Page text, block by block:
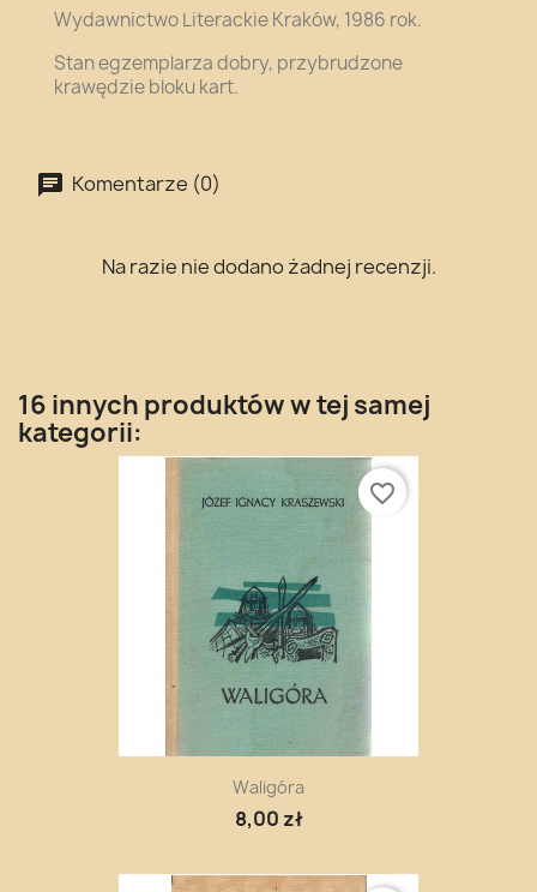
Wydawnictwo Literackie Kraków, 1986 rok.
Stan egzemplarza dobry, przybrudzone
krawędzie bloku kart.
Komentarze (0)
Na razie nie dodano żadnej recenzji.
16 innych produktów w tej samej
kategorii:
Waligóra
8,00 zł
favorite_border